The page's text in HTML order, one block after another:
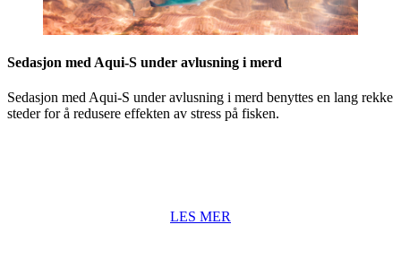
Sedasjon med Aqui-S under avlusning i merd
Sedasjon med Aqui-S under avlusning i merd benyttes en lang rekke
steder for å redusere effekten av stress på fisken.
LES MER